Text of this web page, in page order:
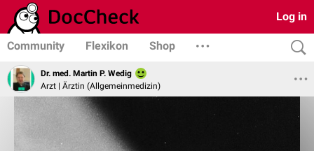
Log in
Community Flexikon Shop
Dr. med. Martin P. Wedig
Arzt | Ärztin (Allgemeinmedizin)